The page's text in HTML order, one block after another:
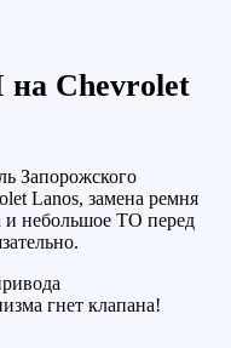
Chevrolet
Запорожского
Lanos, замена ремня
и небольшое ТО перед
гнет клапана!